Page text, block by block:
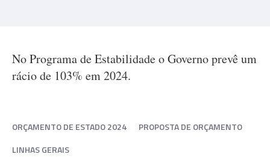
No Programa de Estabilidade o Governo prevê um
rácio de 103% em 2024.
ORÇAMENTO DE ESTADO 2024
PROPOSTA DE ORÇAMENTO
LINHAS GERAIS